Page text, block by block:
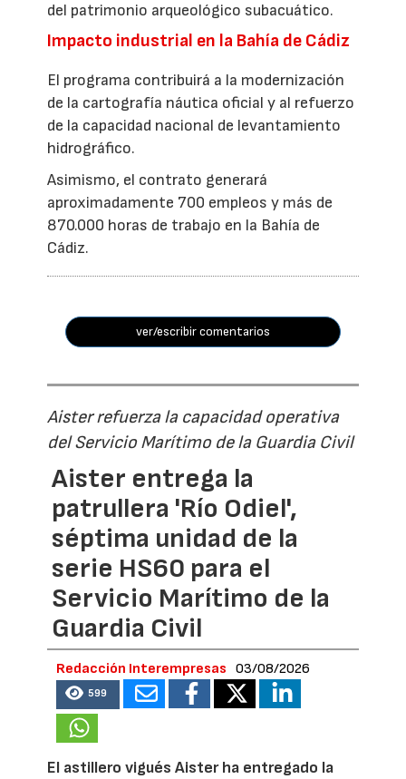
del patrimonio arqueológico subacuático.
Impacto industrial en la Bahía de Cádiz
El programa contribuirá a la modernización
de la cartografía náutica oficial y al refuerzo
de la capacidad nacional de levantamiento
hidrográfico.
Asimismo, el contrato generará
aproximadamente 700 empleos y más de
870.000 horas de trabajo en la Bahía de
Cádiz.
ver/escribir comentarios
Aister refuerza la capacidad operativa
del Servicio Marítimo de la Guardia Civil
Aister entrega la
patrullera 'Río Odiel',
séptima unidad de la
serie HS60 para el
Servicio Marítimo de la
Guardia Civil
Redacción Interempresas 03/08/2026
599
El astillero vigués Aister ha entregado la